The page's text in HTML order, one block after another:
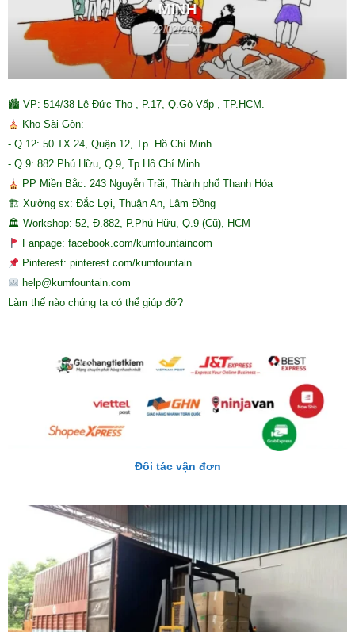
MINH
22/02/2026
🏙 VP: 514/38 Lê Đức Thọ , P.17, Q.Gò Vấp , TP.HCM.
Kho Sài Gòn:
- Q.12: 50 TX 24, Quận 12, Tp. Hồ Chí Minh
- Q.9: 882 Phú Hữu, Q.9, Tp.Hồ Chí Minh
PP Miền Bắc: 243 Nguyễn Trãi, Thành phố Thanh Hóa
🏗 Xưởng sx: Đắc Lợi, Thuận An, Lâm Đồng
🏛 Workshop: 52, Đ.882, P.Phú Hữu, Q.9 (Cũ), HCM
Fanpage: facebook.com/kumfountaincom
Pinterest: pinterest.com/kumfountain
help@kumfountain.com
Làm thế nào chúng ta có thể giúp đỡ?
Đối tác vận đơn